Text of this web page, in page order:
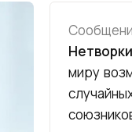
миру